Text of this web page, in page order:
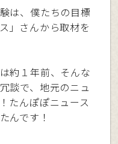
は、僕たちの目標
」さんから取材を
約１年前、そんな
談で、地元のニュ
たんぽぽニュース
んです！